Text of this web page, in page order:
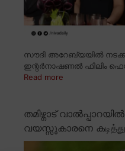
സൗദി അറേബ്യയിൽ
ഇന്റർനാഷണൽ ഫിലിം
Read more
തമിഴ്നാട്
വയസ്സുകാരനെ